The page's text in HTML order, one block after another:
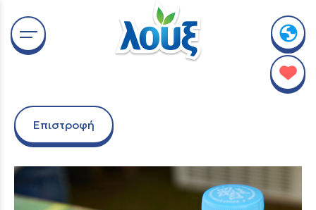
Επιστροφή